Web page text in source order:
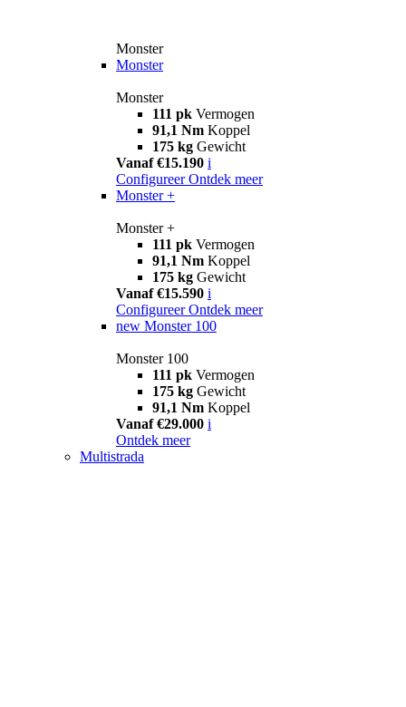
Monster
Monster
Monster
111 pk Vermogen
91,1 Nm Koppel
175 kg Gewicht
Vanaf €15.190 i
Configureer Ontdek meer
Monster +
Monster +
111 pk Vermogen
91,1 Nm Koppel
175 kg Gewicht
Vanaf €15.590 i
Configureer Ontdek meer
new Monster 100
Monster 100
111 pk Vermogen
175 kg Gewicht
91,1 Nm Koppel
Vanaf €29.000 i
Ontdek meer
Multistrada